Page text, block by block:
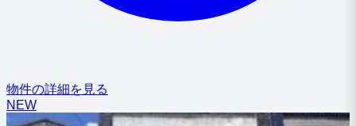
物件の詳細を見る
NEW